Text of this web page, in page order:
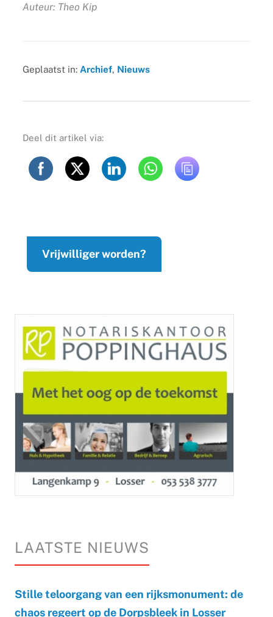
Auteur: Theo Kip
Geplaatst in: Archief, Nieuws
Deel dit artikel via:
Vrijwilliger worden?
LAATSTE NIEUWS
Stille teloorgang van een rijksmonument: de
chaos regeert op de Dorpsbleek in Losser